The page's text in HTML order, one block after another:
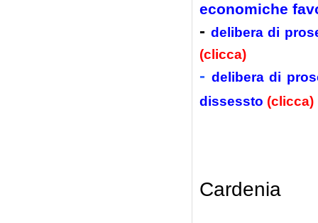
economiche
-delibera di
(clicca)
-delibera di
dissessto (clicca)
Cardenia